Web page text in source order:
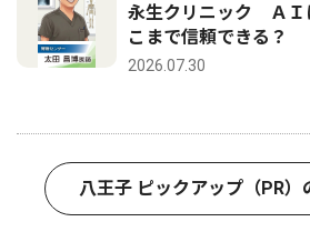
永生クリニック ＡＩ
こまで信頼できる？
2026.07.30
八王子 ピックアップ（PR）